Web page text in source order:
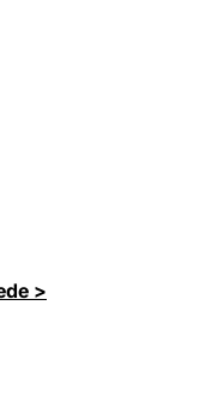
>